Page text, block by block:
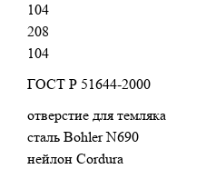
104
208
104
ГОСТ Р 51644-2000
отверстие для темляка
сталь Bohler N690
нейлон Cordura